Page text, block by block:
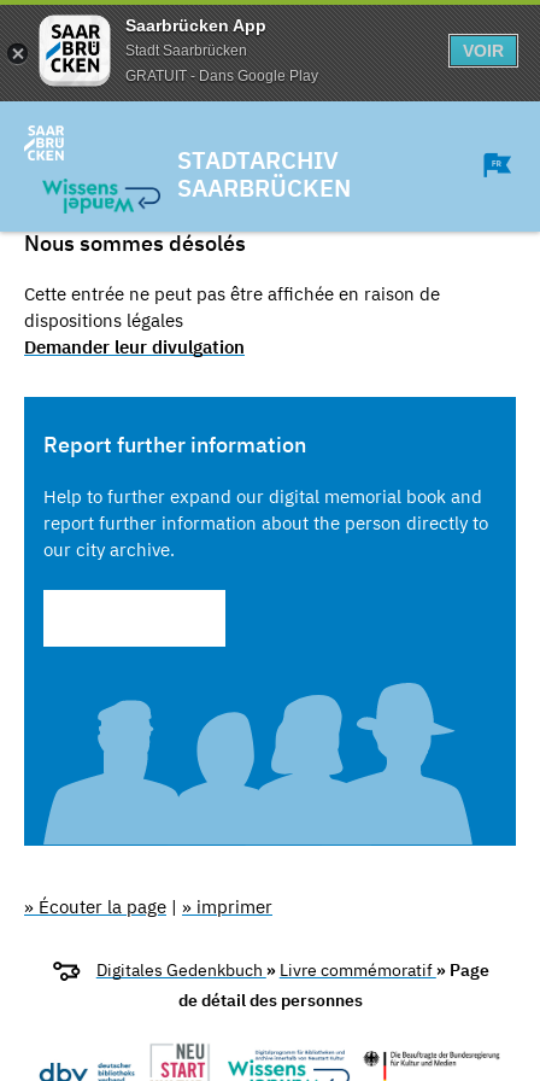
Saarbrücken App
Stadt Saarbrücken
GRATUIT - Dans Google Play
VOIR
STADTARCHIV
SAARBRÜCKEN
Nous sommes désolés
Cette entrée ne peut pas être affichée en raison de
dispositions légales
Demander leur divulgation
Report further information
Help to further expand our digital memorial book and
report further information about the person directly to
our city archive.
» Écouter la page | » imprimer
Digitales Gedenkbuch » Livre commémoratif » Page
de détail des personnes